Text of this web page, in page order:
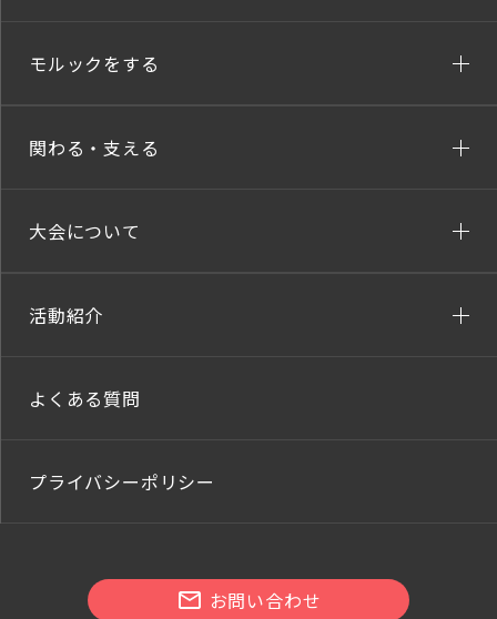
モルックをする
関わる・支える
大会について
活動紹介
よくある質問
プライバシーポリシー
お問い合わせ